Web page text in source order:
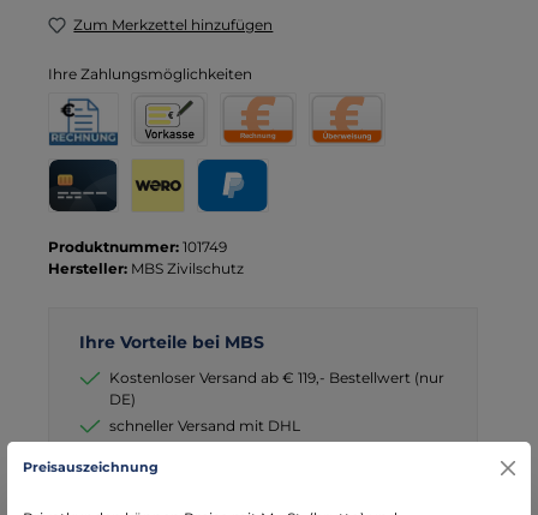
Zum Merkzettel hinzufügen
Ihre Zahlungsmöglichkeiten
Rechnung
Rechnung für Behörden
Vorkasse
Produktnummer: 101749
Hersteller: MBS Zivilschutz
Ihre Vorteile bei MBS
Kostenloser Versand ab € 119,- Bestellwert (nur
DE)
schneller Versand mit DHL
Bereich Notfallmedizin
Preisauszeichnung